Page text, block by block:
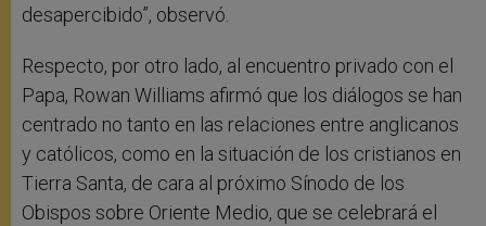
desapercibido”, observó.
Respecto, por otro lado, al encuentro privado con el
Papa, Rowan Williams afirmó que los diálogos se han
centrado no tanto en las relaciones entre anglicanos
y católicos, como en la situación de los cristianos en
Tierra Santa, de cara al próximo Sínodo de los
Obispos sobre Oriente Medio, que se celebrará el